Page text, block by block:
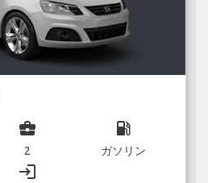
business_center
2
local_gas_station
ガソリン
login